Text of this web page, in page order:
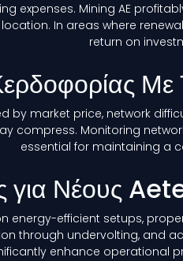
expenses. Mining AE
In areas where
return on
by market price, network
compress. Monitoring
essential for maintaining a
για Νέους
energy-efficient setups,
through undervolting, and
enhance operational